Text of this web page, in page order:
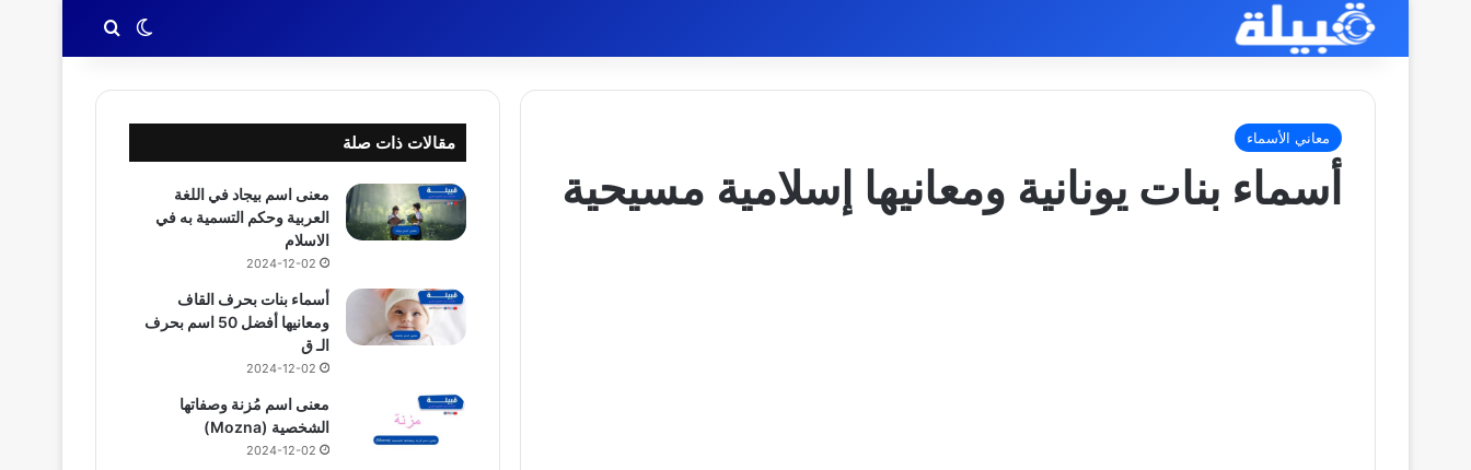
الوضع المظلم
بحث عن
معاني الأسماء
أسماء بنات يونانية ومعانيها إسلامية مسيحية
مقالات ذات صلة
معنى اسم بيجاد في اللغة
العربية وحكم التسمية به في
الاسلام
2024-12-02
أسماء بنات بحرف القاف
ومعانيها أفضل 50 اسم بحرف
الـ ق
2024-12-02
معنى اسم مُزنة وصفاتها
الشخصية (Mozna)
2024-12-02